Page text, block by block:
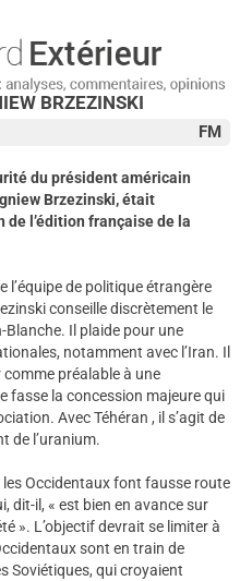
BRZEZINSKI
FM
du président américain
Brzezinski, était
de l’édition française de la
l’équipe de politique étrangère
conseille discrètement le
Il plaide pour une
notamment avec l’Iran. Il
comme préalable à une
fasse la concession majeure qui
Avec Téhéran , il s’agit de
de l’uranium.
Occidentaux font fausse route
dit-il, « est bien en avance sur
». L’objectif devrait se limiter à
sont en train de
Soviétiques, qui croyaient